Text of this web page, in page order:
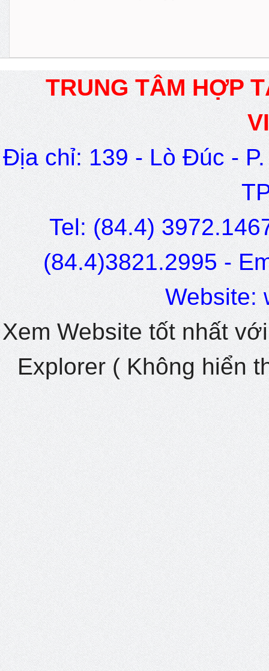
TRUNG TÂM HỢP
Địa chỉ: 139 - Lò Đúc -
Tel: (84.4)
(84.4)3821.2995 -
Website:
Xem Website tốt nhất
Explorer ( Không hiển